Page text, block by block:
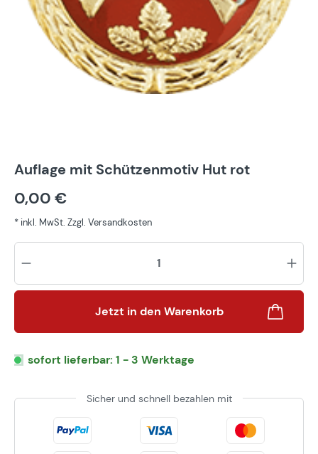
Auflage mit Schützenmotiv Hut rot
0,00 €
* inkl. MwSt. Zzgl. Versandkosten
Jetzt in den Warenkorb
sofort lieferbar: 1 - 3 Werktage
Sicher und schnell bezahlen mit